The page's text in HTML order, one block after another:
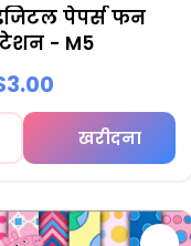
पेपर्स फन
- M5
खरीदना